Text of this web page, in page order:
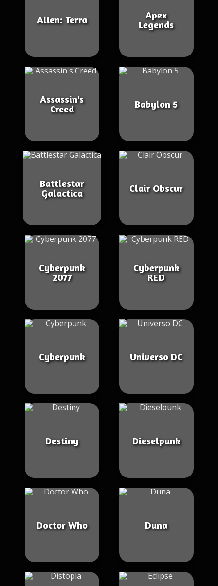
Alien: Terra
Apex
Legends
Assassin's
Creed
Babylon 5
Battlestar
Galactica
Clair Obscur
Cyberpunk
2077
Cyberpunk
RED
Cyberpunk Universo DC
Destiny Dieselpunk
Doctor Who Duna